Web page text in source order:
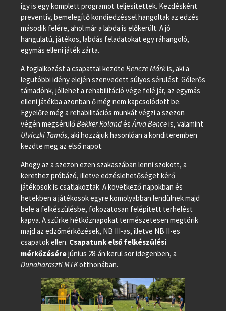
így is egy komplett programot teljesítettek. Kezdésként
preventív, bemelegítő kondiedzéssel hangoltak az edzés
második felére, ahol már a labda is előkerült. A jó
hangulatú, játékos, labdás feladatokat egy ráhangoló,
egymás elleni játék zárta.
A foglalkozást a csapattal kezdte Bencze Márkis, aki a
legutóbbi idény elején szenvedett súlyos sérülést. Gólerős
támadónk, jóllehet a rehabilitáció vége felé jár, az egymás
elleni játékba azonban ő még nem kapcsolódott be.
Egyelőre még a rehabilitációs munkát végzi a szezon
végén megsérülőBekker RolandésÁrva Benceis, valamint
Ulviczki Tamás, aki hozzájuk hasonlóan a konditeremben
kezdte meg az első napot.
Ahogy az a szezon ezen szakaszában lenni szokott, a
kerethez próbázó, illetve edzéslehetőséget kérő
játékosok is csatlakoztak. A következő napokban és
hetekben a játékosok egyre komolyabban lendülnek majd
bele a felkészülésbe, fokozatosan felépített terhelést
kapva. A szürke hétköznapokat természetesen megtörik
majd az edzőmérkőzések, NB III-as, illetve NB II-es
csapatok ellen. Csapatunk első felkészülési
mérkőzésérejúnius 28-án kerül sor idegenben, a
Dunaharaszti MTKotthonában.